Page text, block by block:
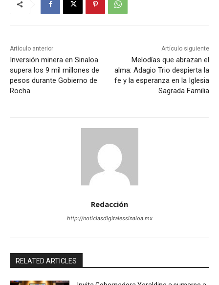
Artículo anterior
Inversión minera en Sinaloa
supera los 9 mil millones de
pesos durante Gobierno de
Rocha
Artículo siguiente
Melodías que abrazan el
alma: Adagio Trio despierta la
fe y la esperanza en la Iglesia
Sagrada Familia
Redacción
http://noticiasdigitalessinaloa.mx
RELATED ARTICLES